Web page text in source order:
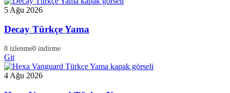
5 Ağu 2026
Decay Türkçe Yama
8 izlenme0 indirme
Git
4 Ağu 2026